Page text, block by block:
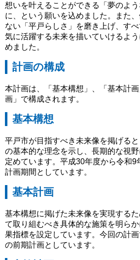
想いを叶えることができる「夢のよ
に、という願いを込めました。また
ない「平戸らしさ」を磨き上げ、す
気に活躍する未来を描いていけるよ
めました。
計画の構成
本計画は、「基本構想」、「基本計
画」で構成されます。
基本構想
平戸市が目指すべき未来像を掲げる
の基本的な理念を示し、長期的な視
定めています。平成30年度から令和9
計画期間としています。
基本計画
基本構想に掲げた未来像を実現する
て取り組むべき具体的な施策を明ら
果指標を設定しています。今回の計
の前期計画としています。